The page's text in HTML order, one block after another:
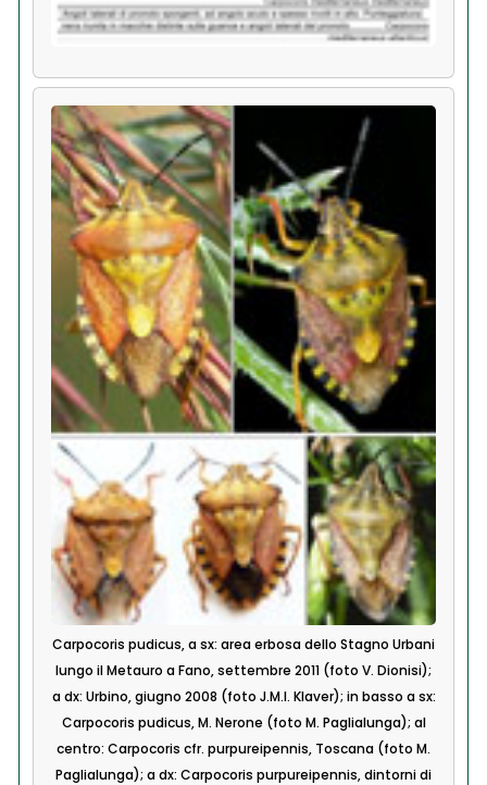
Carpocoris pudicus, a sx: area erbosa dello Stagno Urbani
lungo il Metauro a Fano, settembre 2011 (foto V. Dionisi);
a dx: Urbino, giugno 2008 (foto J.M.I. Klaver); in basso a sx:
Carpocoris pudicus, M. Nerone (foto M. Paglialunga); al
centro: Carpocoris cfr. purpureipennis, Toscana (foto M.
Paglialunga); a dx: Carpocoris purpureipennis, dintorni di